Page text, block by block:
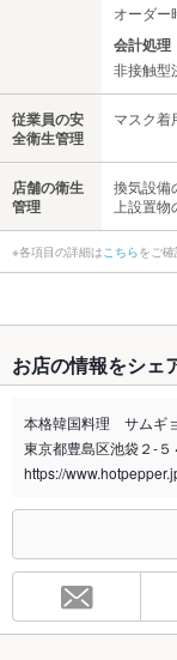
オーダー
会計処理
非接触型
従業員の安
全衛生管理
マスク着
店舗の衛生
管理
換気設備
上設置
※各項目の詳細は こちらをご確
禁煙・喫煙 全席禁煙
喫煙専用室 なし
※2020年4月1日～受動喫煙対
総席数
40席(20
相談下さ
お店の情報をシェ
本格韓国料理 サム
東京都豊島区池袋２‐５
https://